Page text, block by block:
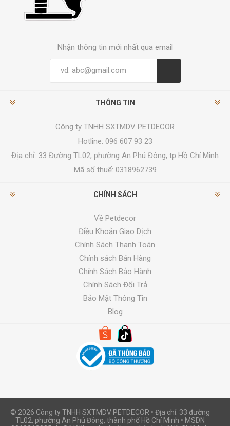
Nhận thông tin mới nhất qua email
THÔNG TIN
Công ty TNHH SXTMDV PETDECOR
Hotline: 096 607 93 23
Địa chỉ: 33 Đường TL02, phường An Phú Đông, tp Hồ Chí Minh
Mã số thuế: 0318962739
CHÍNH SÁCH
Về Petdecor
Điều Khoản Giao Dịch
Chính Sách Thanh Toán
Chính sách Bán Hàng
Chính Sách Bảo Hành
Chính Sách Đổi Trả
Bảo Mật Thông Tin
Blog
© 2026 Công ty TNHH SXTMDV PETDECOR • Địa chỉ: 33 đường
TL02, phường An Phú Đông, thành phố Hồ Chí Minh • MSDN